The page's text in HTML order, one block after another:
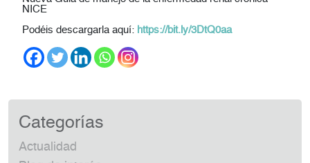
NICE
Podéis descargarla aquí: https://bit.ly/3DtQ0aa
Categorías
Actualidad